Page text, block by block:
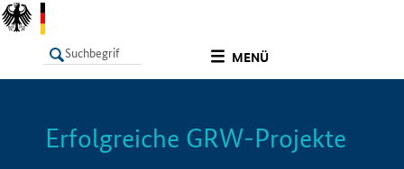
MENÜ
LISTE Info
Erfolgreiche GRW-Projekte